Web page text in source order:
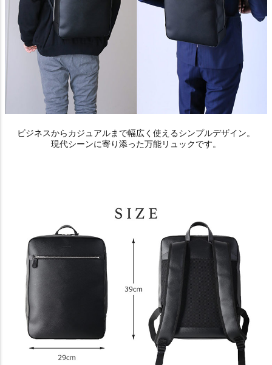
ビジネスからカジュアルまで幅広く使えるシンプルデザイン。
現代シーンに寄り添った万能リュックです。